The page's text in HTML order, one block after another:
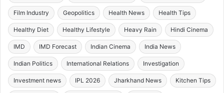
Film Industry Geopolitics Health News Health Tips
Healthy Diet Healthy Lifestyle Heavy Rain Hindi Cinema
IMD IMD Forecast Indian Cinema India News
Indian Politics International Relations Investigation
Investment news IPL 2026 Jharkhand News Kitchen Tips